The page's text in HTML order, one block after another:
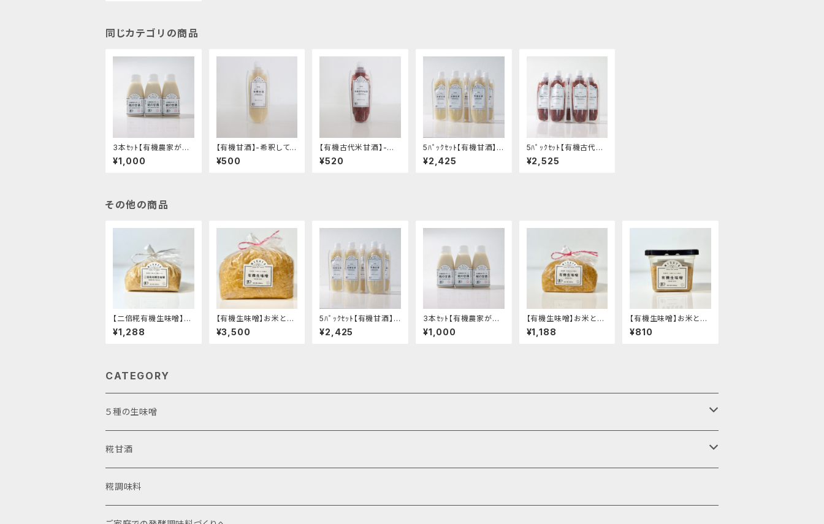
発酵食品 有機 甘酒
同じカテゴリの商品
3本ｾｯﾄ【有機農家が作
った糀の甘酒】-国産オ
ーガニック・ストレートタ
発酵食品 有機 甘酒
¥1,000
【有機甘酒】-希釈して飲
むタイプ・有機米の優し
い甘み- "200g"│オー
¥500
【有機古代米甘酒】-希
釈して飲むタイプ・香ば
しい味わい- "200g"│
¥520
5ﾊﾟｯｸｾｯﾄ【有機甘酒】 -
希釈して飲むタイプ・有
機米の優しい甘み- "20
¥2,425
5ﾊﾟｯｸｾｯﾄ【有機古代米
甘酒】-希釈して飲むタ
イプ・香ばしい味わい-
¥2,525
その他の商品
【二倍糀有機生味噌】-
糀たっぷり・減塩白味噌
タイプ・甘め- "袋入り1
¥1,288
【有機生味噌】お米と大
豆の甘味と旨味- "袋入
り3kg"│オーガニック
¥3,500
5ﾊﾟｯｸｾｯﾄ【有機甘酒】 -
希釈して飲むタイプ・有
機米の優しい甘み- "20
¥2,425
3本ｾｯﾄ【有機農家が作
った糀の甘酒】-国産オ
ーガニック・ストレートタ
¥1,000
【有機生味噌】お米と大
豆の甘味と旨味- "袋入
り1kg"│オーガニック
¥1,188
【有機生味噌】お米と大
豆の甘味と旨味- "カッ
プ入り400g"│オーガ
¥810
CATEGORY
５種の生味噌
お試しアソート
使いやすいカップ入り
糀甘酒
濃縮タイプ
糀調味料